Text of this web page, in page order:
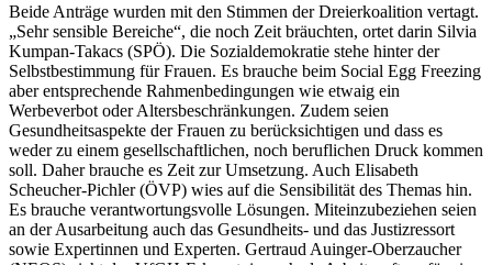
Beide Anträge wurden mit den Stimmen der Dreierkoalition vertagt.
„Sehr sensible Bereiche“, die noch Zeit bräuchten, ortet darin Silvia
Kumpan-Takacs (SPÖ). Die Sozialdemokratie stehe hinter der
Selbstbestimmung für Frauen. Es brauche beim Social Egg Freezing
aber entsprechende Rahmenbedingungen wie etwaig ein
Werbeverbot oder Altersbeschränkungen. Zudem seien
Gesundheitsaspekte der Frauen zu berücksichtigen und dass es
weder zu einem gesellschaftlichen, noch beruflichen Druck kommen
soll. Daher brauche es Zeit zur Umsetzung. Auch Elisabeth
Scheucher-Pichler (ÖVP) wies auf die Sensibilität des Themas hin.
Es brauche verantwortungsvolle Lösungen. Miteinzubeziehen seien
an der Ausarbeitung auch das Gesundheits- und das Justizressort
sowie Expertinnen und Experten. Gertraud Auinger-Oberzaucher